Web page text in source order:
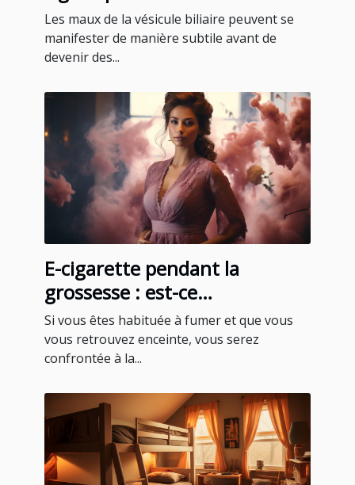
problèmes de vésicule biliaire
Les maux de la vésicule biliaire peuvent se
manifester de manière subtile avant de
devenir des...
E-cigarette pendant la
grossesse : est-ce
recommandable ?
Si vous êtes habituée à fumer et que vous
vous retrouvez enceinte, vous serez
confrontée à la...